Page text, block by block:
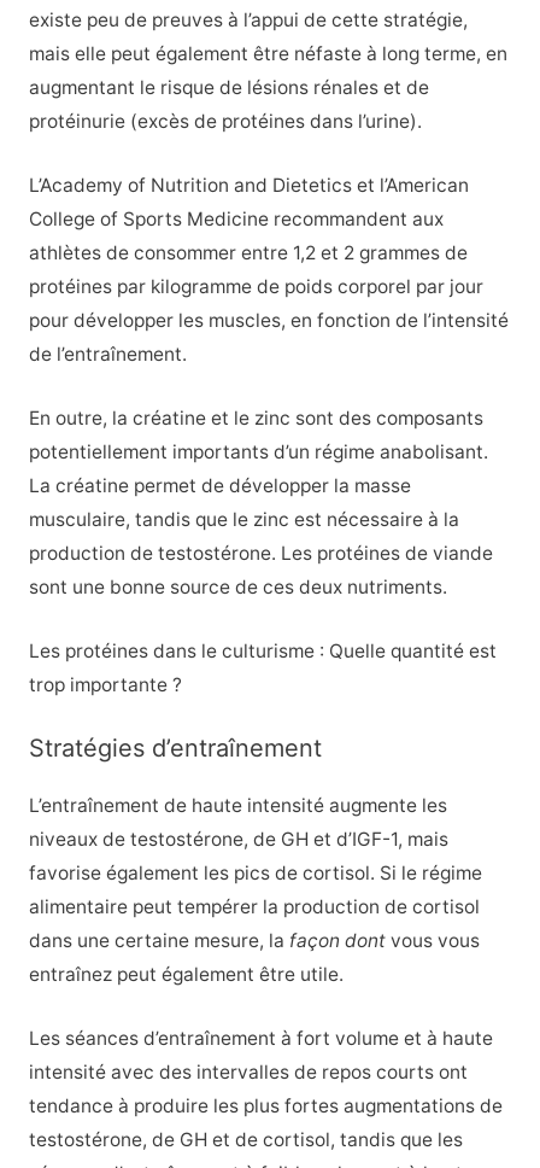
existe peu de preuves à l’appui de cette stratégie,
mais elle peut également être néfaste à long terme, en
augmentant le risque de lésions rénales et de
protéinurie (excès de protéines dans l’urine).
L’Academy of Nutrition and Dietetics et l’American
College of Sports Medicine recommandent aux
athlètes de consommer entre 1,2 et 2 grammes de
protéines par kilogramme de poids corporel par jour
pour développer les muscles, en fonction de l’intensité
de l’entraînement.
En outre, la créatine et le zinc sont des composants
potentiellement importants d’un régime anabolisant.
La créatine permet de développer la masse
musculaire, tandis que le zinc est nécessaire à la
production de testostérone. Les protéines de viande
sont une bonne source de ces deux nutriments.
Les protéines dans le culturisme : Quelle quantité est
trop importante ?
Stratégies d’entraînement
L’entraînement de haute intensité augmente les
niveaux de testostérone, de GH et d’IGF-1, mais
favorise également les pics de cortisol. Si le régime
alimentaire peut tempérer la production de cortisol
dans une certaine mesure, la façon dont vous vous
entraînez peut également être utile.
Les séances d’entraînement à fort volume et à haute
intensité avec des intervalles de repos courts ont
tendance à produire les plus fortes augmentations de
testostérone, de GH et de cortisol, tandis que les